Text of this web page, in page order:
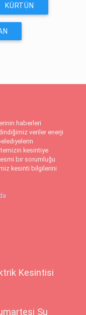
KÜRTÜN
haberleri
veriler enerji
kesintiye
bir sorumluğu
kesinti bilgilerini
Kesintisi
Su